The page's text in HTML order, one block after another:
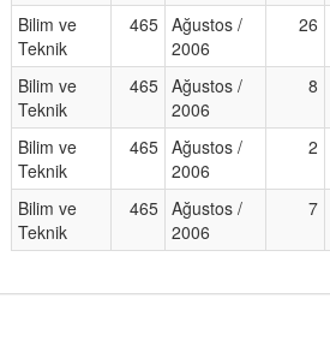
Bilim ve
Teknik
465 Ağustos /
2006
26
Bilim ve
Teknik
465 Ağustos /
2006
8
Bilim ve
Teknik
465 Ağustos /
2006
2
Bilim ve
Teknik
465 Ağustos /
2006
7